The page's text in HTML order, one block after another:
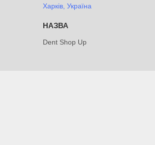
Харків, Україна
Dent Shop Up